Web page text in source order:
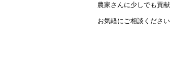
農家さんに少しでも貢
お気軽にご相談ください